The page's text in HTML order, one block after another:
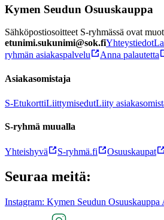
Kymen Seudun Osuuskauppa
Sähköpostiosoitteet S-ryhmässä ovat
etunimi.sukunimi@sok.fiYhteystiedot
ryhmän asiakaspalvelu
Anna palautetta
Asiakasomistaja
S-EtukorttiLiittymisedutLiity
S-ryhmä muualla
Yhteishyvä S-ryhmä.fi Osuuskaupat
Seuraa meitä:
Instagram: Kymen Seudun Osuuskauppa